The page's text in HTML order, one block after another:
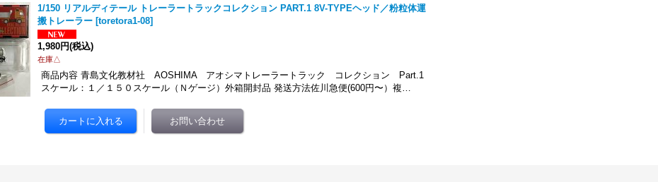
1/150 リアルディテール トレーラートラックコレクション PART.1 8V-TYPEヘッド／粉粒体運
搬トレーラー [toretora1-08]
1,980円(税込)
在庫△
商品内容 青島文化教材社 AOSHIMA アオシマトレーラートラック コレクション Part.1
スケール：１／１５０スケール（Ｎゲージ）外箱開封品 発送方法佐川急便(600円〜）複…